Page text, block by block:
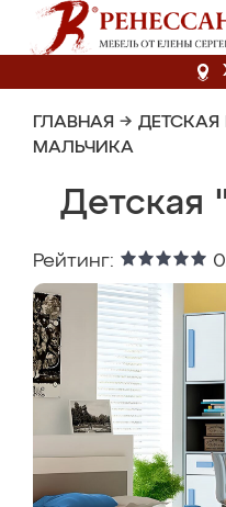
ГЛАВНАЯ → ДЕТСКАЯ
МАЛЬЧИКА
Детская
Рейтинг: